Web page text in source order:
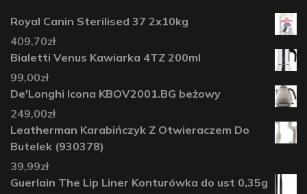
Royal Canin Sterilised 37 2x10kg
409,70zł
Bialetti Venus Kawiarka 4TZ 200ml
99,00zł
De'Longhi Icona KBOV2001.BG beżowy
249,00zł
Leatherman Karabińczyk Z Otwieraczem Do
Butelek (930378)
39,99zł
Guerlain The Lip Liner Konturówka do ust 0,35g